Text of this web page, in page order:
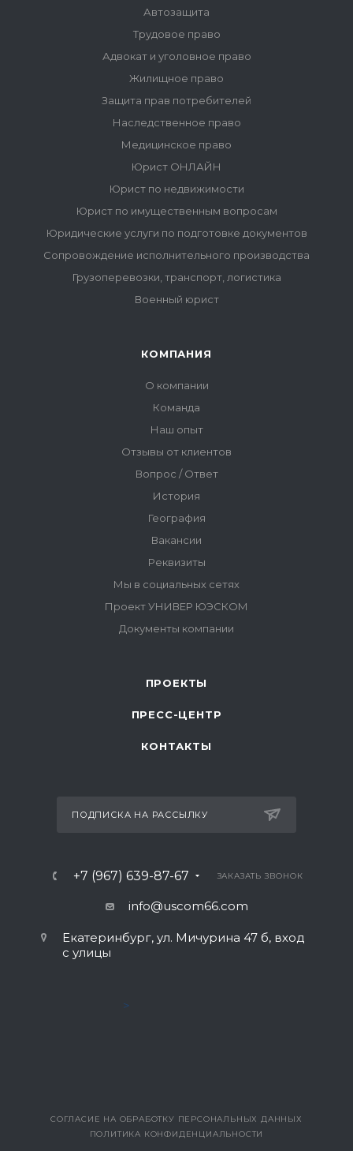
ПРОЕКТЫ
ПРЕСС-ЦЕНТР
КОНТАКТЫ
ПОДПИСКА НА РАССЫЛКУ
+7 (967) 639-87-67 ЗАКАЗАТЬ ЗВОНОК
info@uscom66.com
Екатеринбург, ул. Мичурина 47 б, вход
с улицы
>
СОГЛАСИЕ НА ОБРАБОТКУ ПЕРСОНАЛЬНЫХ ДАННЫХ
ПОЛИТИКА КОНФИДЕНЦИАЛЬНОСТИ